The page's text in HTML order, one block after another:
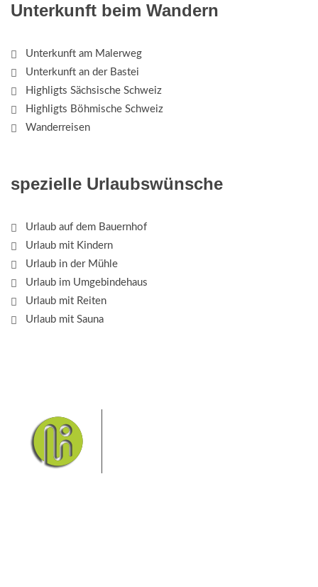
Unterkunft beim Wandern
Unterkunft am Malerweg
Unterkunft an der Bastei
Highligts Sächsische Schweiz
Highligts Böhmische Schweiz
Wanderreisen
spezielle Urlaubswünsche
Urlaub auf dem Bauernhof
Urlaub mit Kindern
Urlaub in der Mühle
Urlaub im Umgebindehaus
Urlaub mit Reiten
Urlaub mit Sauna